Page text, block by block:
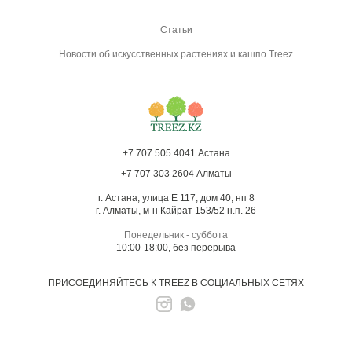
Статьи
Новости об искусственных растениях и кашпо Treez
+7 707 505 4041 Астана
+7 707 303 2604 Алматы
г. Астана, улица Е 117, дом 40, нп 8
г. Алматы, м-н Кайрат 153/52 н.п. 26
Понедельник - суббота
10:00-18:00, без перерыва
ПРИСОЕДИНЯЙТЕСЬ К TREEZ В СОЦИАЛЬНЫХ СЕТЯХ